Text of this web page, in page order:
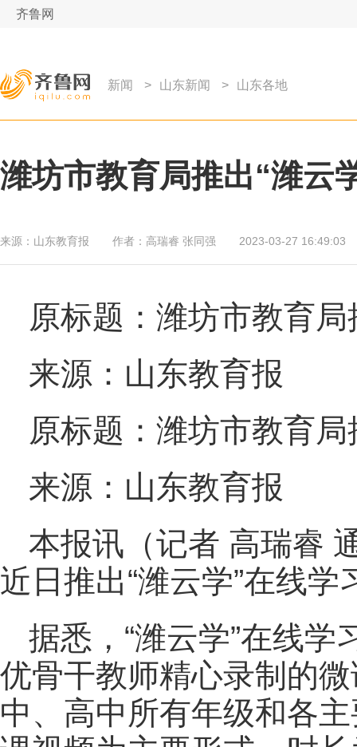
齐鲁网
新闻 > 山东新闻 > 山东各地
潍坊市教育局推出“潍云
来源： 山东教育报 作者： 高瑞睿 张同强 2023-03-27 16:49:03
原标题：潍坊市教育局
来源：山东教育报
原标题：潍坊市教育局
来源：山东教育报
本报讯（记者 高瑞睿
近日推出“潍云学”在线学
据悉，“潍云学”在线
优骨干教师精心录制的
中、高中所有年级和各